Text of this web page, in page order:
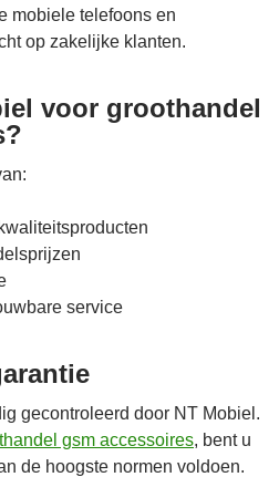
mobiele telefoons en
op zakelijke klanten.
voor groothandel
service
gecontroleerd door NT Mobiel.
gsm accessoires, bent u
de hoogste normen voldoen.